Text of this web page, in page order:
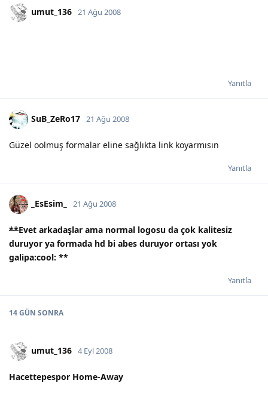
umut_136 21 Ağu 2008
Yanıtla
SuB_ZeRo17 21 Ağu 2008
Güzel oolmuş formalar eline sağlıkta link koyarmısın
Yanıtla
_EsEsim_ 21 Ağu 2008
**Evet arkadaşlar ama normal logosu da çok kalitesiz
duruyor ya formada hd bi abes duruyor ortası yok
galipa:cool: **
Yanıtla
14 GÜN SONRA
umut_136 4 Eyl 2008
Hacettepespor Home-Away